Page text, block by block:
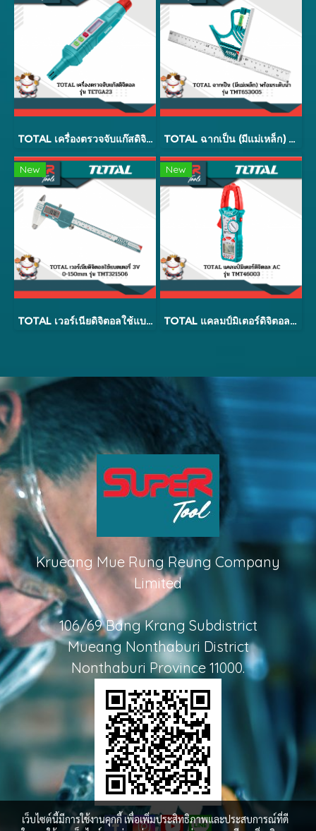
TOTAL เครื่องตรวจจับแก๊สดิจิตอล รุ่น TETGA23 TOTAL ฉากเป็น (มีแม่เหล็ก) พร้อมระดับน้ำ รุ่น TMT653005
New
TOTAL เวอร์เนียดิจิตอลใช้แบตเตอรี่ 3V รุ่น TMT32XXX6
New
TOTAL แคลมป์มิเตอร์ดิจิตอล (AC) รุ่น TMT46003
Krueang Mue Rung Reung Company
Limited
106/69 Bang Krang Subdistrict
Mueang Nonthaburi District
Nonthaburi Province 11000.
เว็บไซต์นี้มีการใช้งานคุกกี้ เพื่อเพิ่มประสิทธิภาพและประสบการณ์ที่ดี